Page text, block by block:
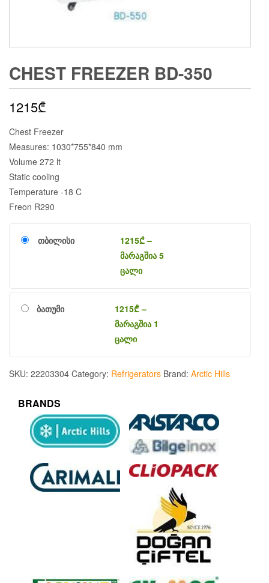
CHEST FREEZER BD-350
1215₾
Chest Freezer
Measures: 1030*755*840 mm
Volume 272 lt
Static cooling
Temperature -18 C
Freon R290
თბილისი 1215₾–
მარაგშია 5
ცალი
ბათუმი 1215₾–
მარაგშია 1
ცალი
SKU: 22203304 Category: Refrigerators Brand: Arctic Hills
BRANDS